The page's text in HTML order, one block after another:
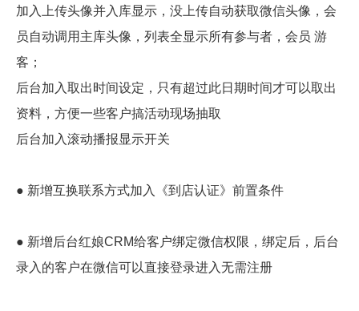
加入上传头像并入库显示，没上传自动获取微信头像，会
员自动调用主库头像，列表全显示所有参与者，会员 游
客；
后台加入取出时间设定，只有超过此日期时间才可以取出
资料，方便一些客户搞活动现场抽取
后台加入滚动播报显示开关
● 新增互换联系方式加入《到店认证》前置条件
● 新增后台红娘CRM给客户绑定微信权限，绑定后，后台
录入的客户在微信可以直接登录进入无需注册